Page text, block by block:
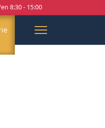
8:30 - 15:00